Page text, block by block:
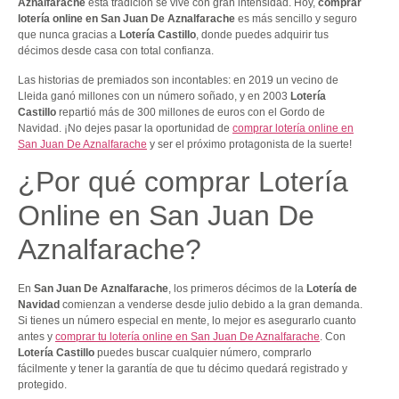
Aznalfarache esta tradición se vive con gran intensidad. Hoy, comprar
lotería online en San Juan De Aznalfarache es más sencillo y seguro
que nunca gracias a Lotería Castillo, donde puedes adquirir tus
décimos desde casa con total confianza.
Las historias de premiados son incontables: en 2019 un vecino de
Lleida ganó millones con un número soñado, y en 2003 Lotería
Castillo repartió más de 300 millones de euros con el Gordo de
Navidad. ¡No dejes pasar la oportunidad de comprar lotería online en
San Juan De Aznalfarache y ser el próximo protagonista de la suerte!
¿Por qué comprar Lotería
Online en San Juan De
Aznalfarache?
En San Juan De Aznalfarache, los primeros décimos de la Lotería de
Navidad comienzan a venderse desde julio debido a la gran demanda.
Si tienes un número especial en mente, lo mejor es asegurarlo cuanto
antes y comprar tu lotería online en San Juan De Aznalfarache. Con
Lotería Castillo puedes buscar cualquier número, comprarlo
fácilmente y tener la garantía de que tu décimo quedará registrado y
protegido.